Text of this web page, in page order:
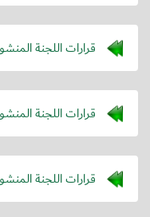
قرارات اللجنة
قرارات اللجنة
قرارات اللجنة